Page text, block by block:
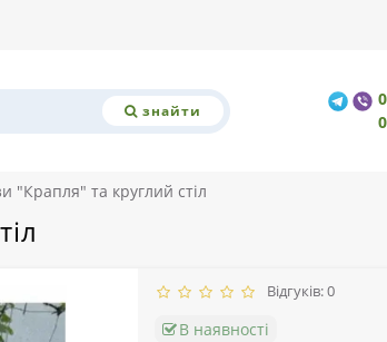
знайти
"Крапля" та круглий стіл
Відгуків: 0
В наявності